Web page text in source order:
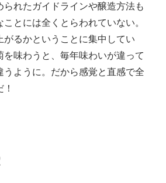
られたガイドラインや醸造方法も
とには全くとらわれていない。
がるかということに集中してい
を味わうと、毎年味わいが違って
うように。だから感覚と直感で全